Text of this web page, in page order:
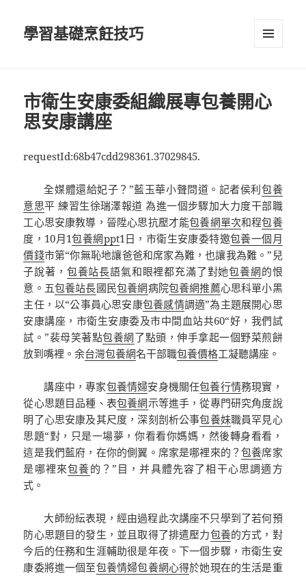
學習基礎烹飪技巧
市衛生安康委組織展專包養開心
思安康講座
requestId:68b47cdd298361.37029845.
全媒體還給妃子？”藍玉華小聲問道。記者侯利包養
意思平 練習生徐瑞澤報道 為進一個步驟加大力度干部職
工心思安康教導，晉陞心思抗壓才能包養網單次和程包養
度，10月1包養網ppt1日，市衛生安康委特邀包養一個月
價錢市第“你無恥地讓爸爸和席家為難，也讓我為難。”兒
子說著， 包養站長語氣和眼裡都充滿了對她包養網的恨
意。五包養站長國民包養網病院包養網推薦心思科單小黑
主任，以“公事員心思安康包養感情調適”為主題展開心思
安康講座，市衛生安康委及市中間血站共60“好，我們試
試。”裴母笑著點包養網了點頭，伸手拿起一個野菜煎餅
放到嘴裡。余台灣包養網名干部職包養價格工凝聽講座。
講座中，專家包養情婦安身機關任包養行情務現實，
從心思題目品種、表包養網示等進手，從專門研究角度說
明了心思安康及其尺度，深刻剖析公事包養妹職員罕見心
思題“對，只是一場夢，你看看你媽媽，然後轉身看看，
這是我們藍府，在你的側翼。席家是哪裡來的？包養席家
是哪裡來包養的？”目，并具體先容了相干心思調適方
式。
大師紛紜表現，經由過程此次講座不只學到了若何預
防心思題目的發生，並且取得了排遣壓力包養的方式，對
今后的任務和生涯輔助很是年夜。下一個步驟，市衛生安
康委將進一個至包養情婦包養網心得於她現在的生活是重